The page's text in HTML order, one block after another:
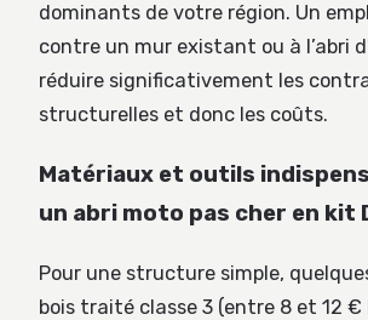
dominants de votre région. Un
contre un mur existant ou à l’abri
réduire significativement les
structurelles et donc les coûts.
Matériaux et outils
un abri moto pas cher en kit
Pour une structure simple,
bois traité classe 3 (entre 8 et 12 €